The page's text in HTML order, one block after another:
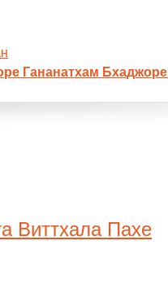
Гананатхам Бхаджоре
Виттхала Пахе